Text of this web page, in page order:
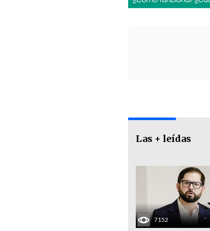
Las + leídas
7152